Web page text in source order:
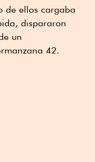
de ellos cargaba
dispararon
un
42.